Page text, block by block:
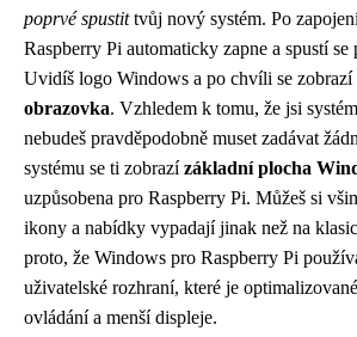
poprvé spustittvůj nový systém. Po
Raspberry Pi automaticky zapne a spustí se
Uvidíš logo Windows a po chvíli se zobrazí
obrazovka. Vzhledem k tomu, že jsi
nebudeš pravděpodobně muset zadávat
systému se ti zobrazízákladní plocha
uzpůsobena pro Raspberry Pi. Můžeš si
ikony a nabídky vypadají jinak než na
proto, že Windows pro Raspberry Pi
uživatelské rozhraní, které je
ovládání a menší displeje.